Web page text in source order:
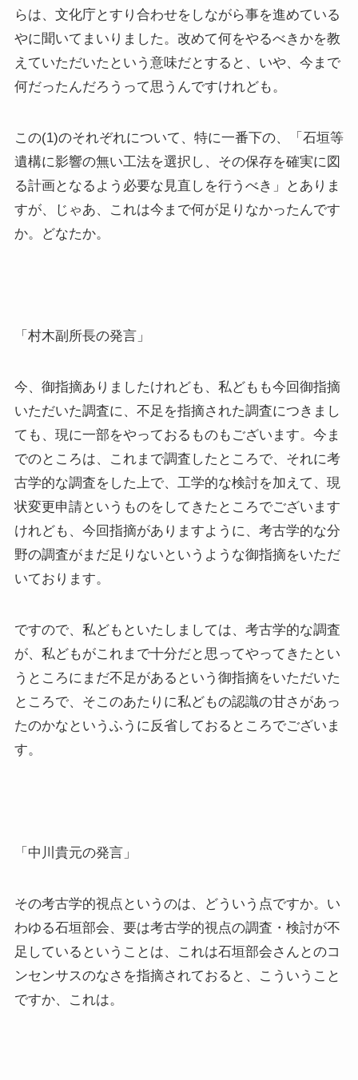
らは、文化庁とすり合わせをしながら事を進めている
やに聞いてまいりました。改めて何をやるべきかを教
えていただいたという意味だとすると、いや、今まで
何だったんだろうって思うんですけれども。
この(1)のそれぞれについて、特に一番下の、「石垣等
遺構に影響の無い工法を選択し、その保存を確実に図
る計画となるよう必要な見直しを行うべき」とありま
すが、じゃあ、これは今まで何が足りなかったんです
か。どなたか。
「村木副所長の発言」
今、御指摘ありましたけれども、私どもも今回御指摘
いただいた調査に、不足を指摘された調査につきまし
ても、現に一部をやっておるものもございます。今ま
でのところは、これまで調査したところで、それに考
古学的な調査をした上で、工学的な検討を加えて、現
状変更申請というものをしてきたところでございます
けれども、今回指摘がありますように、考古学的な分
野の調査がまだ足りないというような御指摘をいただ
いております。
ですので、私どもといたしましては、考古学的な調査
が、私どもがこれまで十分だと思ってやってきたとい
うところにまだ不足があるという御指摘をいただいた
ところで、そこのあたりに私どもの認識の甘さがあっ
たのかなというふうに反省しておるところでございま
す。
「中川貴元の発言」
その考古学的視点というのは、どういう点ですか。い
わゆる石垣部会、要は考古学的視点の調査・検討が不
足しているということは、これは石垣部会さんとのコ
ンセンサスのなさを指摘されておると、こういうこと
ですか、これは。